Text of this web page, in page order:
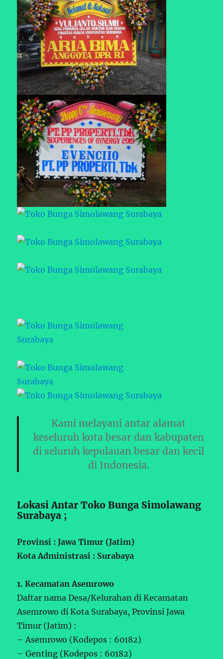
Kami melayani antar alamat
keseluruh kota besar dan kabupaten
di seluruh kepulauan besar dan kecil
di Indonesia.
Lokasi Antar Toko Bunga Simolawang
Surabaya ;
Provinsi : Jawa Timur (Jatim)
Kota Administrasi : Surabaya
1. Kecamatan Asemrowo
Daftar nama Desa/Kelurahan di Kecamatan
Asemrowo di Kota Surabaya, Provinsi Jawa
Timur (Jatim) :
– Asemrowo (Kodepos : 60182)
– Genting (Kodepos : 60182)